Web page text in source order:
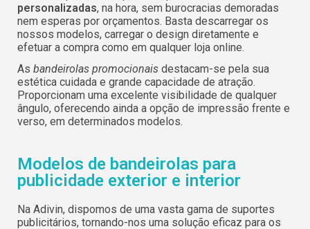
personalizadas, na hora, sem burocracias demoradas
nem esperas por orçamentos. Basta descarregar os
nossos modelos, carregar o design diretamente e
efetuar a compra como em qualquer loja online.
As bandeirolas promocionais destacam-se pela sua
estética cuidada e grande capacidade de atração.
Proporcionam uma excelente visibilidade de qualquer
ângulo, oferecendo ainda a opção de impressão frente e
verso, em determinados modelos.
Modelos de bandeirolas para
publicidade exterior e interior
Na Adivin, dispomos de uma vasta gama de suportes
publicitários, tornando-nos uma solução eficaz para os